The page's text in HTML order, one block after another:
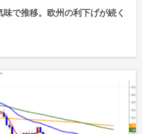
味で推移。欧州の利下げが続く